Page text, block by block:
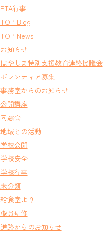
PTA行事
TOP-Blog
TOP-News
お知らせ
はやしま特別支援教育連絡協議会
ボランティア募集
事務室からのお知らせ
公開講座
同窓会
地域との活動
学校公開
学校安全
学校行事
未分類
給食室より
職員研修
進路からのお知らせ